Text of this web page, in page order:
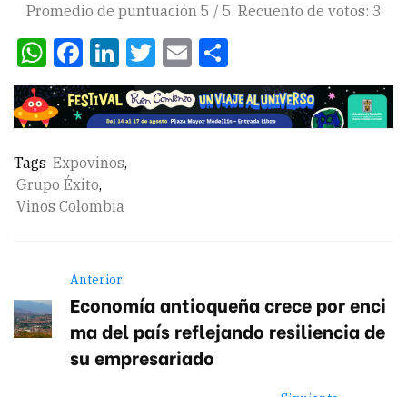
Promedio de puntuación 5 / 5. Recuento de votos: 3
WhatsApp
Facebook
LinkedIn
Twitter
Email
Tags Expovinos,
Grupo Éxito,
Vinos Colombia
Anterior
Economía antioqueña crece por enci
ma del país reflejando resiliencia de
su empresariado